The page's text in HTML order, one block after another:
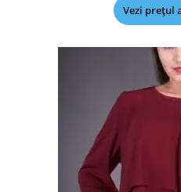
Vezi prețul